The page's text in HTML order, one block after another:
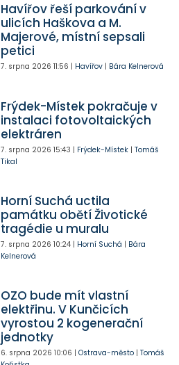
Havířov řeší parkování v
ulicích Haškova a M.
Majerové, místní sepsali
petici
7. srpna 2026 11:56 | Havířov| Bára Kelnerová
Frýdek-Místek pokračuje v
instalaci fotovoltaických
elektráren
7. srpna 2026 15:43 | Frýdek-Místek| Tomáš
Tikal
Horní Suchá uctila
památku obětí Životické
tragédie u muralu
7. srpna 2026 10:24| Horní Suchá | Bára
Kelnerová
OZO bude mít vlastní
elektřinu. V Kunčicích
vyrostou 2 kogenerační
jednotky
6. srpna 2026 10:06 | Ostrava-město| Tomáš